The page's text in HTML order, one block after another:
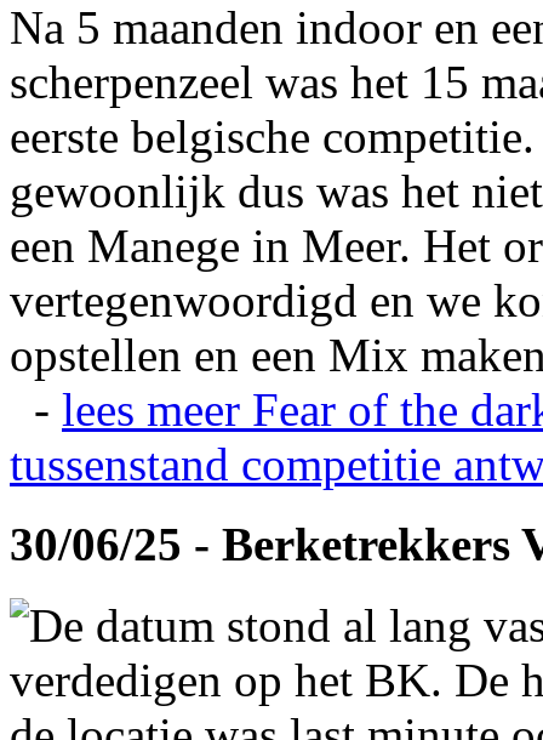
Na 5 maanden indoor en
scherpenzeel was het 15
eerste belgische
gewoonlijk dus was het
een Manege in Meer. Het
vertegenwoordigd en we
opstellen en een Mix
- lees meer Fear of the
tussenstand competitie
30/06/25 - Berketrekkers
De datum stond al lang
verdedigen op het BK. De